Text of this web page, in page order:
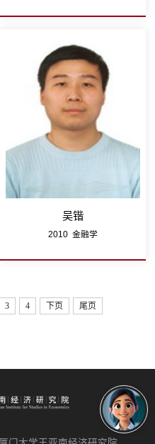
吴锴
2010 金融学
3 4 下页 尾页